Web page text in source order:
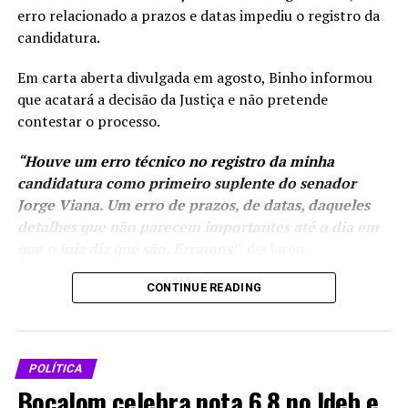
Depois de disputar a Prefeitura de Cruzeiro do Sul em
2020, Adonis agora se prepara para uma eleição
estadual como pré-candidato a vice-governador ao lado
construída entre o comércio, os estudos, a segurança
pública e a política.
detalhes sobre sua história, visão política e participação
na chapa de Tião Bocalom, está disponível no canal no
erro relacionado a prazos e datas impediu o registro da
candidatura.
Em carta aberta divulgada em agosto, Binho informou
que acatará a decisão da Justiça e não pretende
contestar o processo.
“Houve um erro técnico no registro da minha
candidatura como primeiro suplente do senador
Jorge Viana. Um erro de prazos, de datas, daqueles
detalhes que não parecem importantes até o dia em
Mesmo fora da chapa,
Binho afirmou que
continuará
integrará a
CONTINUE READING
POLÍTICA